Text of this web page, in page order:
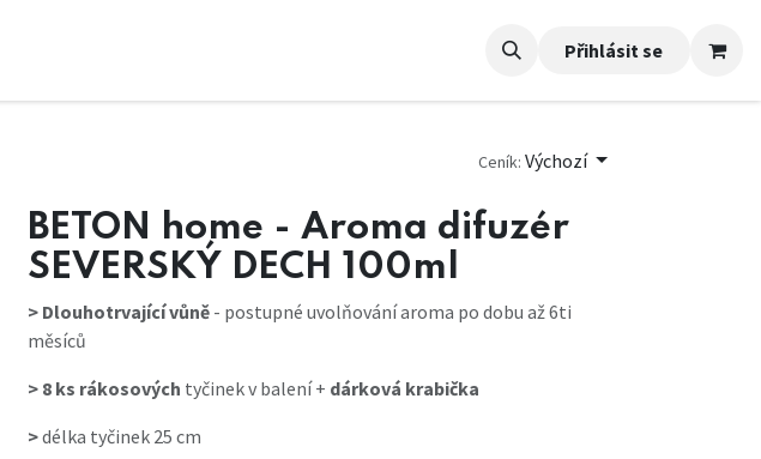
Přihlásit se
Ceník: Výchozí
BETON home - Aroma difuzér
SEVERSKÝ DECH 100ml
> Dlouhotrvající vůně - postupné uvolňování aroma po dobu až 6ti
měsíců
> 8 ks rákosových tyčinek v balení + dárková krabička
>délka tyčinek 25 cm